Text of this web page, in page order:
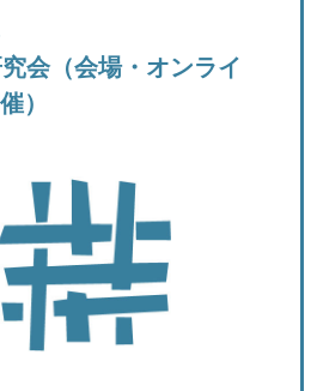
会（会場・オンライ
）